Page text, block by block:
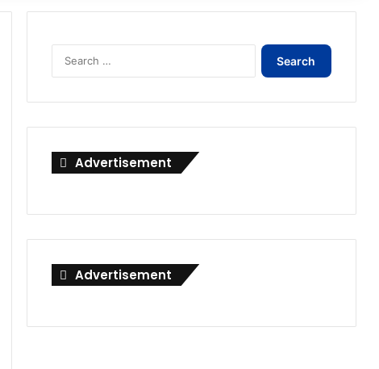
Search
Advertisement
Advertisement